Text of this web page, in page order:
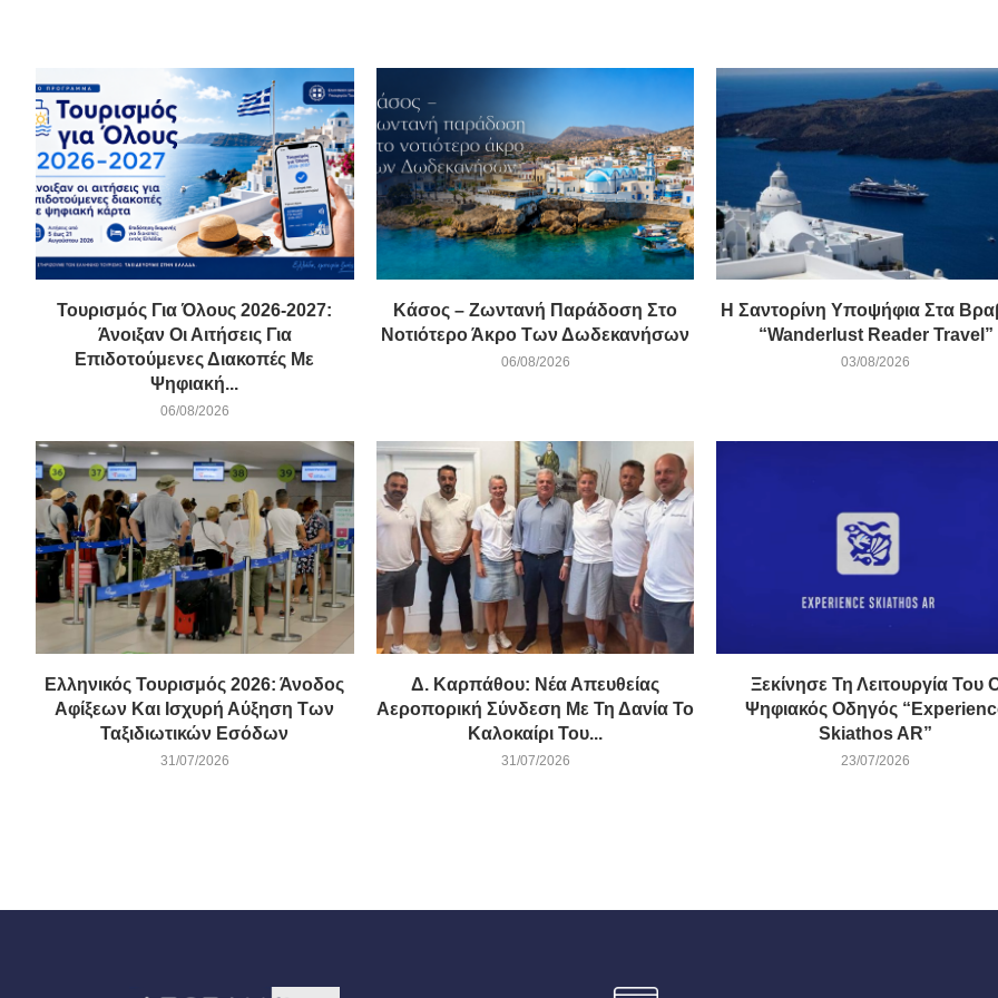
Τουρισμός Για Όλους 2026-2027:
Άνοιξαν Οι Αιτήσεις Για
Επιδοτούμενες Διακοπές Με
Ψηφιακή...
06/08/2026
Κάσος – Ζωντανή Παράδοση Στο
Νοτιότερο Άκρο Των Δωδεκανήσων
06/08/2026
Η Σαντορίνη Υποψήφια Στα
“Wanderlust Reader Travel”
03/08/2026
Ελληνικός Τουρισμός 2026: Άνοδος
Αφίξεων Και Ισχυρή Αύξηση Των
Ταξιδιωτικών Εσόδων
31/07/2026
Δ. Καρπάθου: Νέα Απευθείας
Αεροπορική Σύνδεση Με Τη Δανία Το
Καλοκαίρι Του...
31/07/2026
Ξεκίνησε Τη Λειτουργία Του
Ψηφιακός Οδηγός
Skiathos AR”
23/07/2026